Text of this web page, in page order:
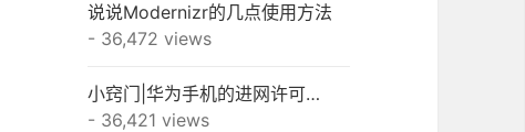
说说Modernizr的几点使用方法
- 36,472 views
小窍门|华为手机的进网许可怎么查？
- 36,421 views